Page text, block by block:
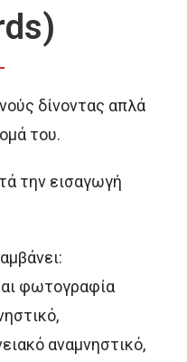
δίνοντας απλά
του.
την εισαγωγή
φωτογραφία
αναμνηστικό,